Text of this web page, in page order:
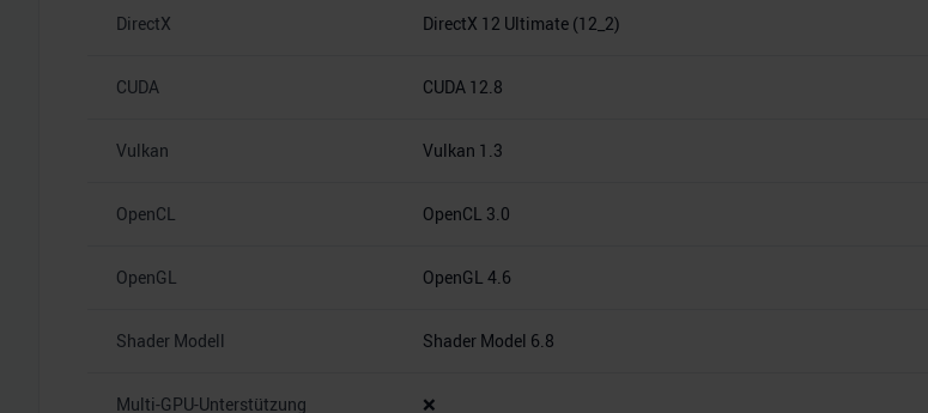
DirectX DirectX 12 Ultimate (12_2)
CUDA CUDA 12.8
Vulkan Vulkan 1.3
OpenCL OpenCL 3.0
OpenGL OpenGL 4.6
Shader Modell Shader Model 6.8
Multi-GPU-Unterstützung ❌